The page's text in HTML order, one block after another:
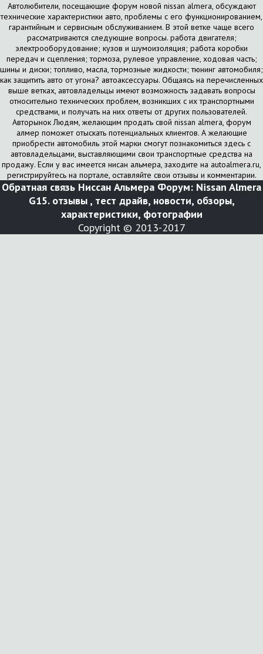
Автолюбители, посещающие форум новой nissan almera, обсуждают
технические характеристики авто, проблемы с его функционированием,
гарантийным и сервисным обслуживанием. В этой ветке чаще всего
рассматриваются следующие вопросы. работа двигателя;
электрооборудование; кузов и шумоизоляция; работа коробки
передач и сцепления; тормоза, рулевое управление, ходовая часть;
шины и диски; топливо, масла, тормозные жидкости; тюнинг автомобиля;
как защитить авто от угона? автоаксессуары. Общаясь на перечисленных
выше ветках, автовладельцы имеют возможность задавать вопросы
относительно технических проблем, возникших с их транспортными
средствами, и получать на них ответы от других пользователей.
Авторынок Людям, желающим продать свой nissan almera, форум
алмер поможет отыскать потенциальных клиентов. А желающие
приобрести автомобиль этой марки смогут познакомиться здесь с
автовладельцами, выставляющими свои транспортные средства на
продажу. Если у вас имеется нисан альмера, заходите на autoalmera.ru,
регистрируйтесь на портале, оставляйте свои отзывы и комментарии.
Обратная связь Ниссан Альмера Форум: Nissan Almera
G15. отзывы , тест драйв, новости, обзоры,
характеристики, фотографии
Copyright © 2013-2017